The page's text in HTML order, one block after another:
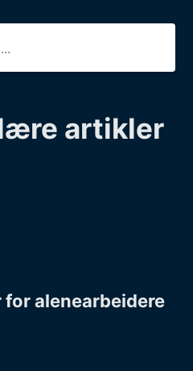
artikler
alenearbeidere